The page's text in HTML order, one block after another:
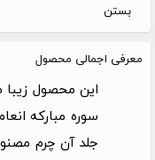
بستن
معرفی اجمالی محصول
این محصول زیبا
سوره مبارکه
جلد آن چرم